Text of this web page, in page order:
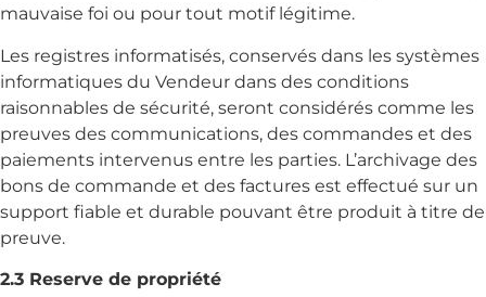
mauvaise foi ou pour tout motif légitime.
Les registres informatisés, conservés dans les systèmes
informatiques du Vendeur dans des conditions
raisonnables de sécurité, seront considérés comme les
preuves des communications, des commandes et des
paiements intervenus entre les parties. L’archivage des
bons de commande et des factures est effectué sur un
support fiable et durable pouvant être produit à titre de
preuve.
2.3 Reserve de propriété